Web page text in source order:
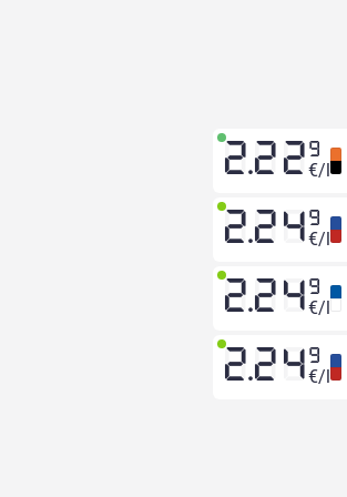
2.22 9
€/l
2.24 9
€/l
2.24 9
€/l
2.24 9
€/l